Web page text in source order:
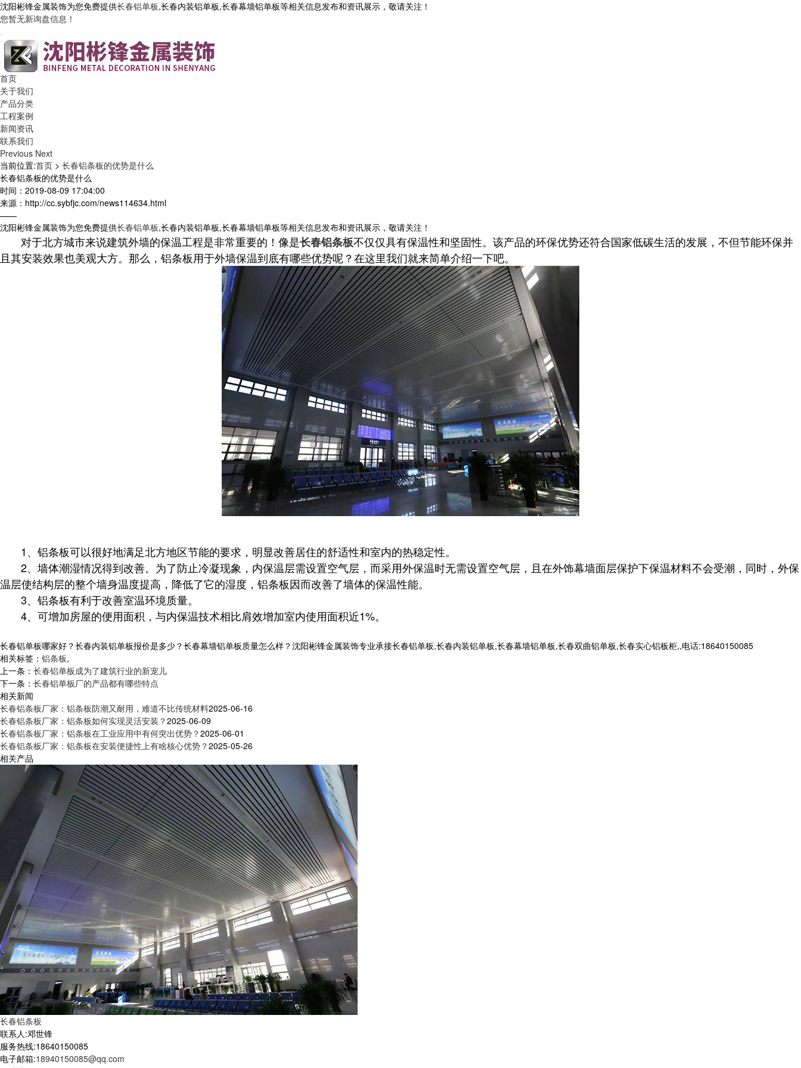
沈阳彬锋金属装饰为您免费提供长春铝单板,长春内装铝单板,长春幕墙铝单板等相关信息发布和资讯展示，敬请关注！
您暂无新询盘信息！
首页
关于我们
产品分类
工程案例
新闻资讯
联系我们
Previous Next
当前位置:首页 > 长春铝条板的优势是什么
长春铝条板的优势是什么
时间：2019-08-09 17:04:00
来源：http://cc.sybfjc.com/news114634.html
——
沈阳彬锋金属装饰为您免费提供长春铝单板,长春内装铝单板,长春幕墙铝单板等相关信息发布和资讯展示，敬请关注！
对于北方城市来说建筑外墙的保温工程是非常重要的！像是长春铝条板不仅仅具有保温性和坚固性。该产品的环保优势还符合国家低碳生活的发展，不但节能环保并
且其安装效果也美观大方。那么，铝条板用于外墙保温到底有哪些优势呢？在这里我们就来简单介绍一下吧。
1、铝条板可以很好地满足北方地区节能的要求，明显改善居住的舒适性和室内的热稳定性。
2、墙体潮湿情况得到改善。为了防止冷凝现象，内保温层需设置空气层，而采用外保温时无需设置空气层，且在外饰幕墙面层保护下保温材料不会受潮，同时，外保
温层使结构层的整个墙身温度提高，降低了它的湿度， 铝条板因而改善了墙体的保温性能。
3、 铝条板有利于改善室温环境质量。
4、可增加房屋的便用面积，与内保温技术相比肩效增加室内使用面积近1%。
长春铝单板哪家好？长春内装铝单板报价是多少？长春幕墙铝单板质量怎么样？沈阳彬锋金属装饰专业承接长春铝单板,长春内装铝单板,长春幕墙铝单板,长春双曲铝单板,长春实心铝板柜,,电话:18640150085
相关标签： 铝条板,
上一条： 长春铝单板成为了建筑行业的新宠儿
下一条： 长春铝单板厂的产品都有哪些特点
相关新闻
长春铝条板厂家：铝条板防潮又耐用，难道不比传统材料2025-06-16
长春铝条板厂家：铝条板如何实现灵活安装？2025-06-09
长春铝条板厂家：铝条板在工业应用中有何突出优势？2025-06-01
长春铝条板厂家：铝条板在安装便捷性上有啥核心优势？2025-05-26
相关产品
长春铝条板
联系人:邓世锋
服务热线:18640150085
电子邮箱:18940150085@qq.com